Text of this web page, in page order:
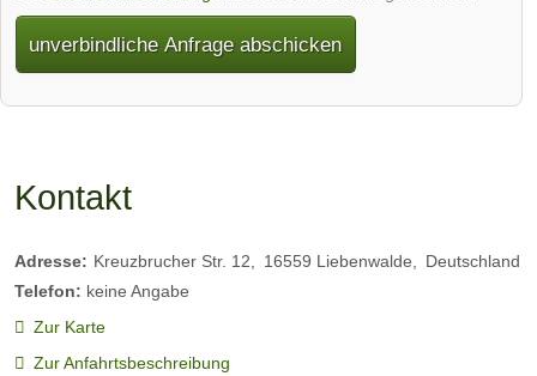
unverbindliche Anfrage abschicken
Kontakt
Adresse: Kreuzbrucher Str. 12 16559 Liebenwalde
Deutschland
Telefon: keine Angabe
Zur Karte
Zur Anfahrtsbeschreibung